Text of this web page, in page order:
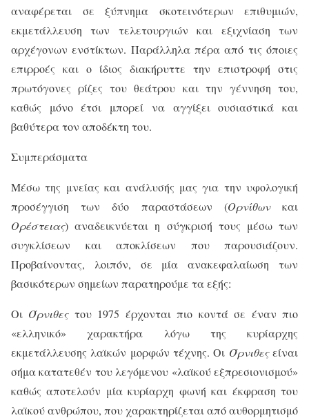
αναφέρεται σε ξύπνημα σκοτεινότερων επιθυμιών,
εκμετάλλευση των τελετουργιών και εξιχνίαση των
αρχέγονων ενστίκτων. Παράλληλα πέρα από τις όποιες
επιρροές και ο ίδιος διακήρυττε την επιστροφή στις
πρωτόγονες ρίζες του θεάτρου και την γέννηση του,
καθώς μόνο έτσι μπορεί να αγγίξει ουσιαστικά και
βαθύτερα τον αποδέκτη του.
Συμπεράσματα
Μέσω της μνείας και ανάλυσής μας για την υφολογική
προσέγγιση των δύο παραστάσεων (Ορνίθωνκαι
Ορέστειας) αναδεικνύεται η σύγκρισή τους μέσω των
συγκλίσεων και αποκλίσεων που παρουσιάζουν.
Προβαίνοντας, λοιπόν, σε μία ανακεφαλαίωση των
βασικότερων σημείων παρατηρούμε τα εξής:
Οι Όρνιθεςτου 1975 έρχονται πιο κοντά σε έναν πιο
«ελληνικό» χαρακτήρα λόγω της κυρίαρχης
εκμετάλλευσης λαϊκών μορφών τέχνης. Οι Όρνιθεςείναι
σήμα κατατεθέν του λεγόμενου «λαϊκού εξπρεσιονισμού»
καθώς αποτελούν μία κυρίαρχη φωνή και έκφραση του
λαϊκού ανθρώπου, που χαρακτηρίζεται από αυθορμητισμό